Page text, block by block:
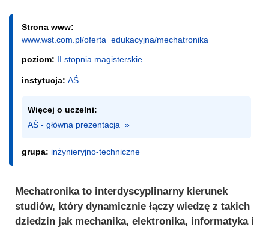
Strona www:
www.wst.com.pl/oferta_edukacyjna/mechatronika
poziom: II stopnia magisterskie
instytucja: AŚ
Więcej o uczelni:
AŚ - główna prezentacja  »
grupa: inżynieryjno-techniczne
Mechatronika to interdyscyplinarny kierunek
studiów, który dynamicznie łączy wiedzę z takich
dziedzin jak mechanika, elektronika, informatyka i